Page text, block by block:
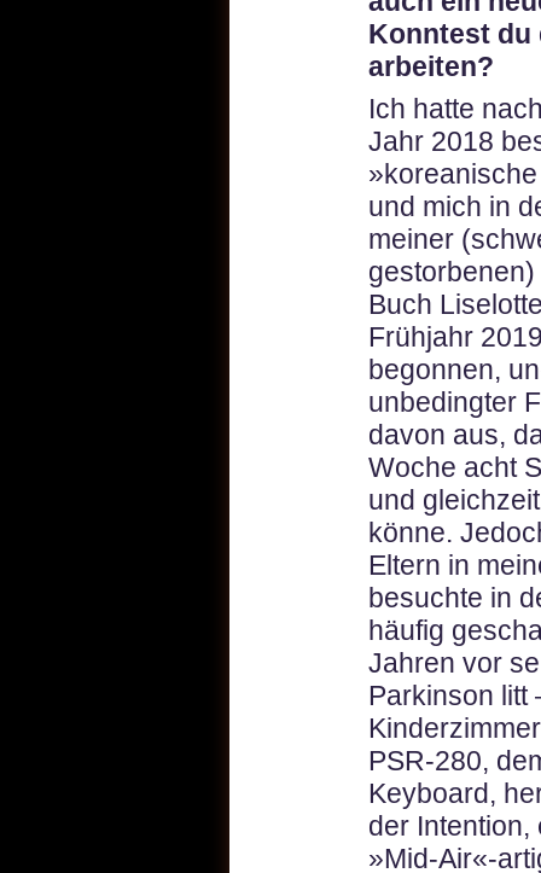
Konntest du
arbeiten?
Ich hatte
Jahr 2018
und mich in
meiner
Buch
Frühjahr
begonnen,
unbedingter
davon aus,
Woche acht
und
könne.
Eltern in
besuchte in
häufig
Jahren vor
Parkinson litt
PSR-280,
Keyboard,
der
»Mid-Air«-